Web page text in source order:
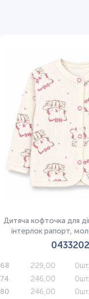
Дитяча кофточка для
інтерлок рапорт,
68 229,00 0шт.
74 246,00 0шт.
80 246,00 0шт.